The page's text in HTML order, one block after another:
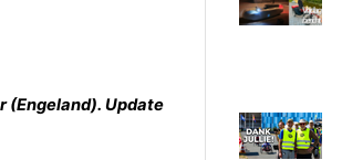
Lokale Fietsverenigingen
EHPVA & EuSupino 🡺
Forum ligfietsers.nl 🡺
(Engeland). Update